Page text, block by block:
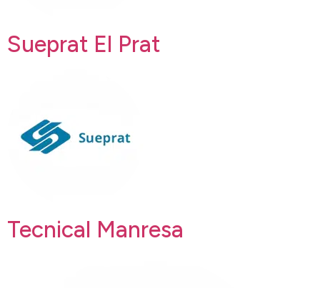
Sueprat El Prat
Tecnical Manresa